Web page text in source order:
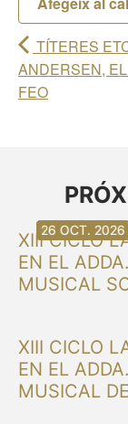
TÍTERES
ANDERSEN,
FEO
XIII CICLO
EN EL
MUSICAL
30 AG. 2026
XIII CICLO
EN EL
MUSICAL
30 AG. 2026
13 SET. 2026
20 SET. 2026
20 SET. 2026
26 SET. 2026
03 OCT. 2026
16 OCT. 2026
26 OCT. 2026